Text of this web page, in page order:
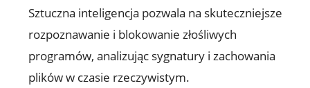
Sztuczna inteligencja pozwala na skuteczniejsze
rozpoznawanie i blokowanie złośliwych⁢
programów, analizując sygnatury i zachowania
plików w czasie rzeczywistym.